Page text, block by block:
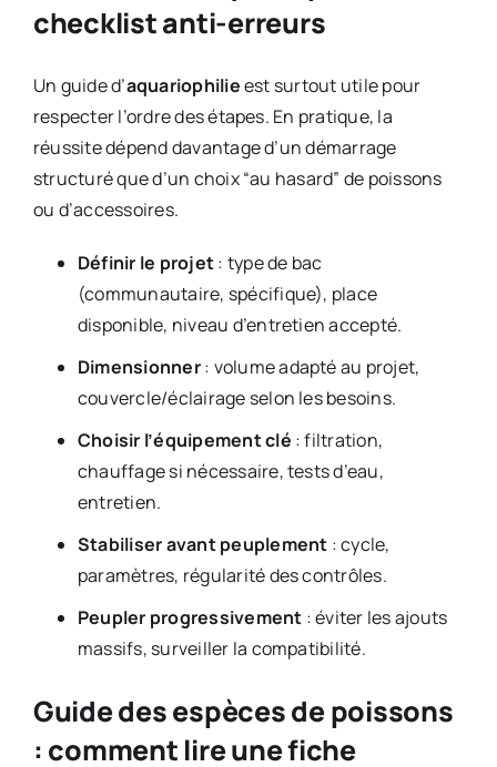
checklist anti-erreurs
Un guide d’aquariophilieest surtout utile pour
respecter l’ordre des étapes. En pratique, la
réussite dépend davantage d’un démarrage
structuré que d’un choix “au hasard” de poissons
ou d’accessoires.
Définir le projet: type de bac
(communautaire, spécifique), place
disponible, niveau d’entretien accepté.
Dimensionner: volume adapté au projet,
couvercle/éclairage selon les besoins.
Choisir l’équipement clé : filtration,
chauffage si nécessaire, tests d’eau,
entretien.
Stabiliser avant peuplement : cycle,
paramètres, régularité des contrôles.
Peupler progressivement : éviter les ajouts
massifs, surveiller la compatibilité.
Guide des espèces de poissons
: comment lire une fiche